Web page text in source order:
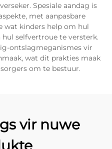
Spesiale aandag is
met aanpasbare
wat kinders help om hul
selfvertroue te versterk.
ontslagmeganismes vir
wat dit prakties maak
om te bestuur.
vir nuwe